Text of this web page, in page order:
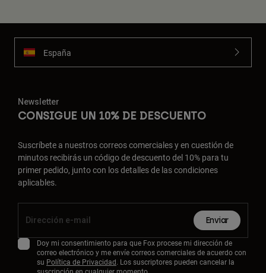
España
Newsletter
CONSIGUE UN 10% DE DESCUENTO
Suscríbete a nuestros correos comerciales y en cuestión de
minutos recibirás un código de descuento del 10% para tu
primer pedido, junto con los detalles de las condiciones
aplicables.
Enviar
Doy mi consentimiento para que Fox procese mi dirección de
correo electrónico y me envíe correos comerciales de acuerdo con
su Política de Privacidad. Los suscriptores pueden cancelar la